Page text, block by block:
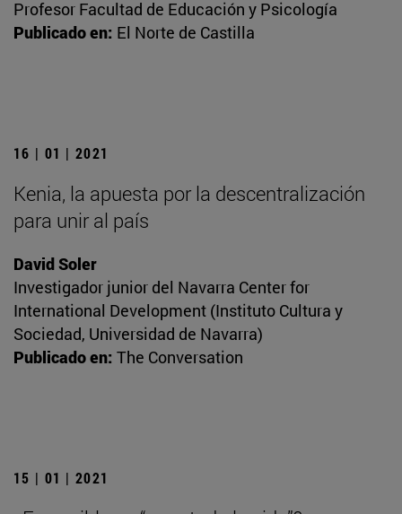
Profesor Facultad de Educación y Psicología
Publicado en: El Norte de Castilla
16 | 01 | 2021
Kenia, la apuesta por la descentralización
para unir al país
David Soler
Investigador junior del Navarra Center for
International Development (Instituto Cultura y
Sociedad, Universidad de Navarra)
Publicado en: The Conversation
15 | 01 | 2021